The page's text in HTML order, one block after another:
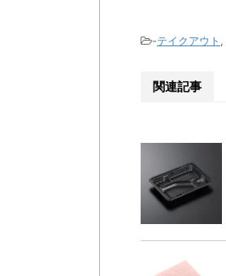
-テイクアウト ,
関連記事